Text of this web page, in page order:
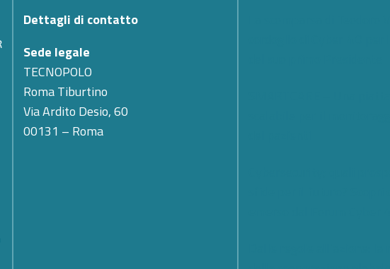
Dettagli di contatto
Sede legale
TECNOPOLO
Roma Tiburtino
Via Ardito Desio, 60
00131 – Roma